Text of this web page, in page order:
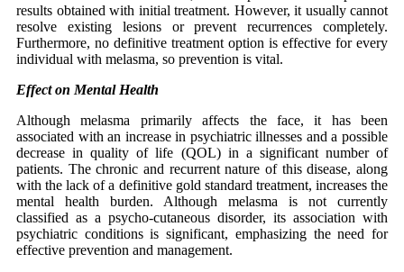
results obtained with initial treatment. However, it usually cannot
resolve existing lesions or prevent recurrences completely.
Furthermore, no definitive treatment option is effective for every
individual with melasma, so prevention is vital.
Effect on Mental Health
Although melasma primarily affects the face, it has been
associated with an increase in psychiatric illnesses and a possible
decrease in quality of life (QOL) in a significant number of
patients. The chronic and recurrent nature of this disease, along
with the lack of a definitive gold standard treatment, increases the
mental health burden. Although melasma is not currently
classified as a psycho-cutaneous disorder, its association with
psychiatric conditions is significant, emphasizing the need for
effective prevention and management.